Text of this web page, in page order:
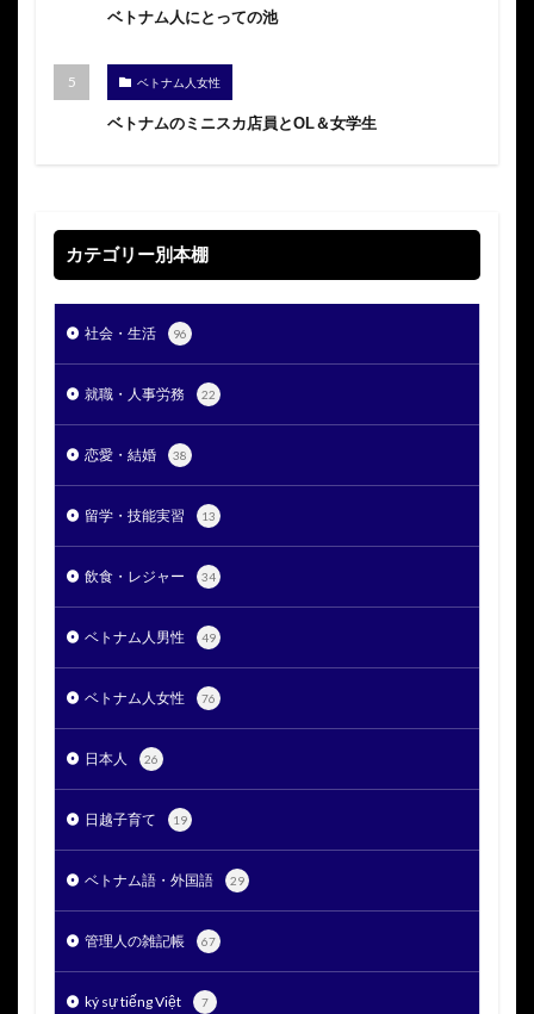
ベトナム人にとっての池
ベトナム人女性
ベトナムのミニスカ店員とOL＆女学生
カテゴリー別本棚
社会・生活 96
就職・人事労務 22
恋愛・結婚 38
留学・技能実習 13
飲食・レジャー 34
ベトナム人男性 49
ベトナム人女性 76
日本人 26
日越子育て 19
ベトナム語・外国語 29
管理人の雑記帳 67
ký sự tiếng Việt 7